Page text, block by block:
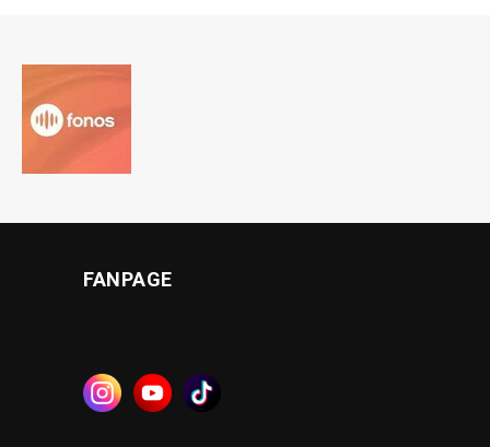
FANPAGE